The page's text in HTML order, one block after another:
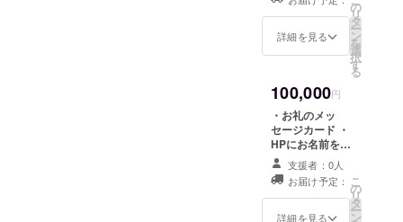
演ダイジェスト
動画の配信（非
公開） ・オリジ
ジナルフレイム
ストーンネック
レス１個 ・オリ
ジナルＴシャツ
１枚 ・参加団体
1団体のオリジナ
ルグッズ１個 ・
詳細を見る
の
リ
タ
ー
ン
を
選
択
す
る
100,000円
・お礼のメッ
セージカード ・
HPにお名前を
もっと大きく掲
載 ・チケット５
枚 ・公演ダイ
ジェスト動画の
配信（非公開）
支援者：0人
お届け予定：
詳細を見る
こ
の
リ
タ
ー
ン